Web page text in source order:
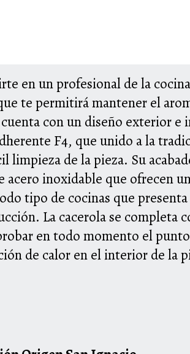
en un profesional de la
te permitirá mantener el
con un diseño exterior
F4, que unido a la
de la pieza. Su
acero inoxidable que ofrecen
tipo de cocinas que
La cacerola se completa
en todo momento el
de calor en el interior de la